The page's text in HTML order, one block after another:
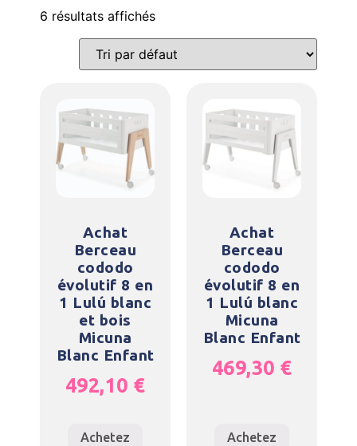
6 résultats affichés
Achat
Berceau
cododo
évolutif 8 en
1 Lulú blanc
et bois
Micuna
Blanc Enfant
492,10 €
Achetez
Achat
Berceau
cododo
évolutif 8 en
1 Lulú blanc
Micuna
Blanc Enfant
469,30 €
Achetez